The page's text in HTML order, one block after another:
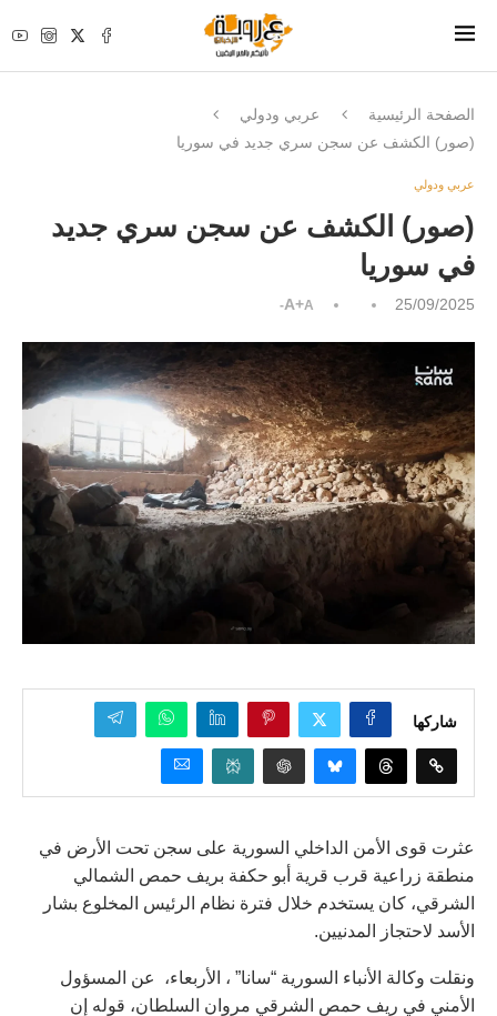
الصفحة الرئيسية
عربي ودولي
(صور) الكشف عن سجن سري جديد في سوريا
عربي ودولي
(صور) الكشف عن سجن سري جديد
في سوريا
25/09/2025
A+A-
شاركها
عثرت قوى الأمن الداخلي السورية على سجن تحت الأرض في
منطقة زراعية قرب قرية أبو حكفة بريف حمص الشمالي
الشرقي، كان يستخدم خلال فترة نظام الرئيس المخلوع بشار
الأسد لاحتجاز المدنيين.
ونقلت وكالة الأنباء السورية “سانا” ، الأربعاء، عن المسؤول
الأمني في ريف حمص الشرقي مروان السلطان، قوله إن